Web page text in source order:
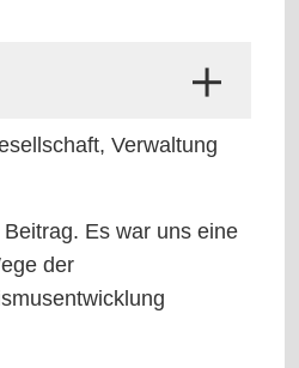
Verwaltung
Es war uns eine
der